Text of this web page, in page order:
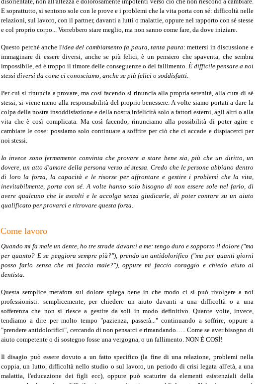
E soprattutto, si sentono sole con le prove e i problemi che la vita porta con sé: difficoltà nelle
relazioni, sul lavoro, con il partner, davanti a lutti o malattie, oppure nel rapporto con sé stesse
e col proprio corpo... Vorrebbero stare meglio, ma non sanno come fare, da dove iniziare.
Questo perché anche l'idea del cambiamento fa paura, tanta paura: mettersi in discussione e
immaginare di essere diversi, anche se più felici, è un pensiero che spaventa, che sembra
impossibile, ed è troppo il timore delle conseguenze o del fallimento. È difficile pensare a noi
stessi diversi da come ci conosciamo, anche se più felici o soddisfatti.
Per cui si rinuncia a provare, ma così facendo si rinuncia alla propria serenità, alla cura di sé
stessi, si viene meno alla responsabilità del proprio benessere. A volte siamo portati a dare la
colpa della nostra insoddisfazione e della nostra infelicità solo a fattori esterni, agli altri o alla
vita che è così complicata. Ma così facendo, rinunciamo alla possibilità di poter agire e
cambiare le cose: possiamo solo continuare a soffrire per ciò che ci accade e dispiacerci per
noi stessi.
Io invece sono fermamente convinta che provare a stare bene sia, più che un diritto, un
dovere, un atto d'amore della persona verso sé stessa. Credo che le persone abbiano dentro
di loro la forza, la capacità e le risorse per affrontare e gestire i problemi che la vita,
inevitabilmente, porta con sé. A volte hanno solo bisogno di non essere sole nel farlo, di
avere qualcuno che le ascolti e le accolga senza giudicarle, di poter contare su un aiuto
qualificato per provarci e ritrovare questa forza.
Come lavoro
Quando mi fa male un dente, ho tre strade davanti a me: tengo duro e sopporto il dolore ("ma
per quanto? E se peggiora sempre più?"), prendo un antidolorifico ("ma per quanti giorni
posso farlo senza che mi faccia male?"), oppure mi faccio coraggio e chiedo aiuto al
dentista.
Questa semplice metafora sul dolore spiega bene in che modo ci si può rivolgere a noi
professionisti: semplicemente, per chiedere un aiuto davanti a una difficoltà o a una
sofferenza che non si riesce a gestire da soli in modo definitivo. Quante volte, invece,
tendiamo a dire per molto tempo "pazienza, passerà..." continuando a soffrire, oppure a
"prendere antidolorifici", cercando di non pensarci e rimandando….. Come se aver bisogno di
aiuto competente o di sostegno fosse una vergogna, o un fallimento. NON È COSÌ!
Il disagio può essere dovuto a un fatto specifico (la fine di una relazione, problemi nella
coppia, un lutto, difficoltà nello studio o sul lavoro, un periodo di crisi legata all'età, a una
malattia, l'educazione dei figli ecc), oppure può scaturire da elementi esistenziali della